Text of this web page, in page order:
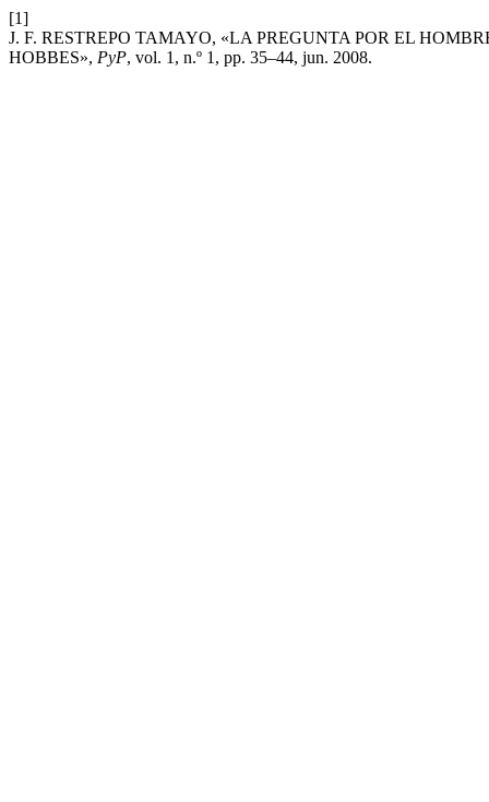
[1]
J. F. RESTREPO TAMAYO, «LA PREGUNTA POR EL
HOBBES», PyP, vol. 1, n.º 1, pp. 35–44, jun. 2008.